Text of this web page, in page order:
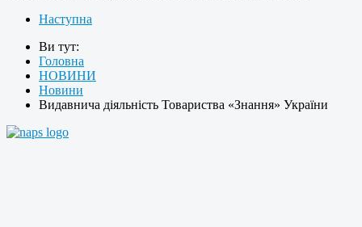
Наступна
Ви тут:
Головна
НОВИНИ
Новини
Видавнича діяльність Товариства «Знання» України